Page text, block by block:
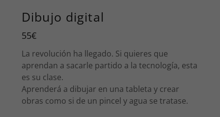
Dibujo digital
55€
La revolución ha llegado. Si quieres que
aprendan a sacarle partido a la tecnología, esta
es su clase.
Aprenderá a dibujar en una tableta y crear
obras como si de un pincel y agua se tratase.